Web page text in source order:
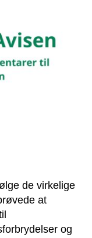
de virkelige
at
og